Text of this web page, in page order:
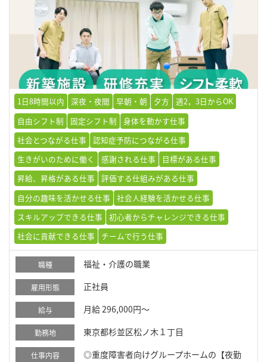
1日8時間以内 深夜・夜間 早朝・朝 夕方
週2，3日からOK
自由シフト制
固定シフト制
身体を動かす仕事
社会とつながる仕事
認知症予防につながる仕事
生きがいのために働く
感謝される仕事
目標がある仕事
昇給、昇格がある仕事
評価する仕組みがある仕事
自分の趣味を活かせる仕事
社会人経験を活かせる仕事
スキルアップできる仕事
初心者からチャレンジできる仕事
社会に貢献できる仕事
チームで行う仕事
職種 福祉・介護の職業
雇用形態 正社員
給与 月給 296,000円～
勤務地 東京都杉並区松ノ木１丁目
仕事内容
◎重度障害者向けグループホームの【夜勤